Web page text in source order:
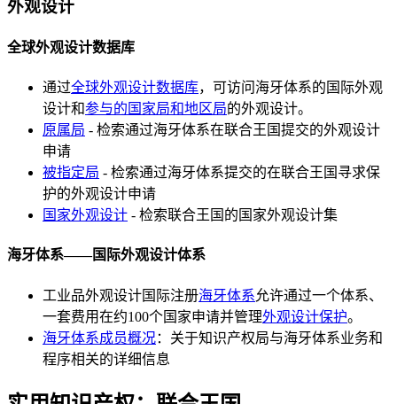
外观设计
全球外观设计数据库
通过全球外观设计数据库，可访问海牙体系的国际外观
设计和参与的国家局和地区局的外观设计。
原属局 - 检索通过海牙体系在联合王国提交的外观设计
申请
被指定局 - 检索通过海牙体系提交的在联合王国寻求保
护的外观设计申请
国家外观设计 - 检索联合王国的国家外观设计集
海牙体系——国际外观设计体系
工业品外观设计国际注册海牙体系允许通过一个体系、
一套费用在约100个国家申请并管理外观设计保护。
海牙体系成员概况：关于知识产权局与海牙体系业务和
程序相关的详细信息